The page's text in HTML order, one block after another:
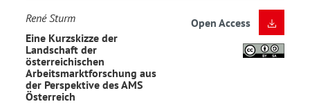
René Sturm
Eine Kurzskizze der
Landschaft der
österreichischen
Arbeitsmarktforschung aus
der Perspektive des AMS
Österreich
Open Access